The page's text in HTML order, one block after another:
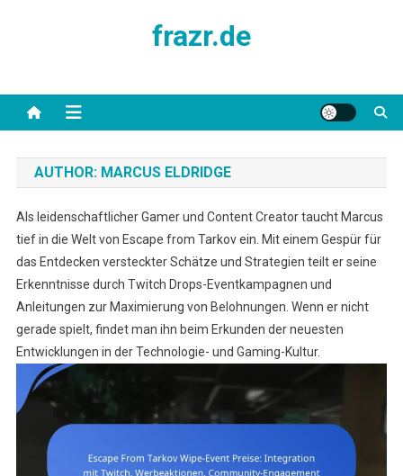
frazr.de
AUTHOR: MARCUS ELDRIDGE
Als leidenschaftlicher Gamer und Content Creator taucht Marcus
tief in die Welt von Escape from Tarkov ein. Mit einem Gespür für
das Entdecken versteckter Schätze und Strategien teilt er seine
Erkenntnisse durch Twitch Drops-Eventkampagnen und
Anleitungen zur Maximierung von Belohnungen. Wenn er nicht
gerade spielt, findet man ihn beim Erkunden der neuesten
Entwicklungen in der Technologie- und Gaming-Kultur.